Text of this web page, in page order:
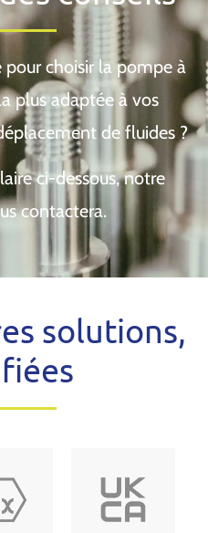
pour choisir la pompe à
plus adaptée à vos
de fluides ?
ci-dessous, notre
contactera.
solutions,